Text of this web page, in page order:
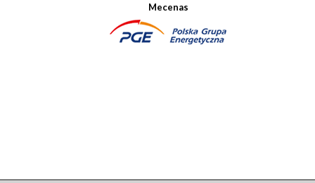
Mecenas